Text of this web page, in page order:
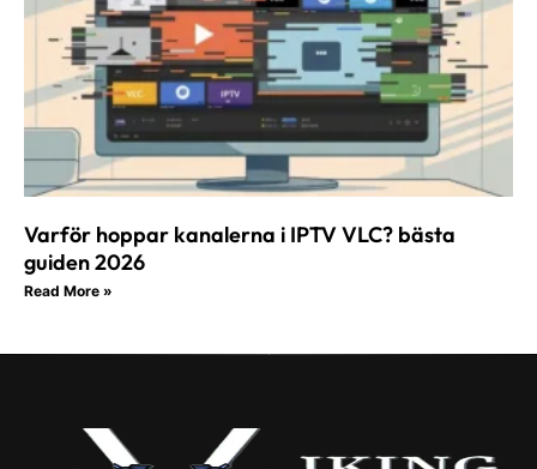
Varför hoppar kanalerna i IPTV VLC? bästa
guiden 2026
Read More »